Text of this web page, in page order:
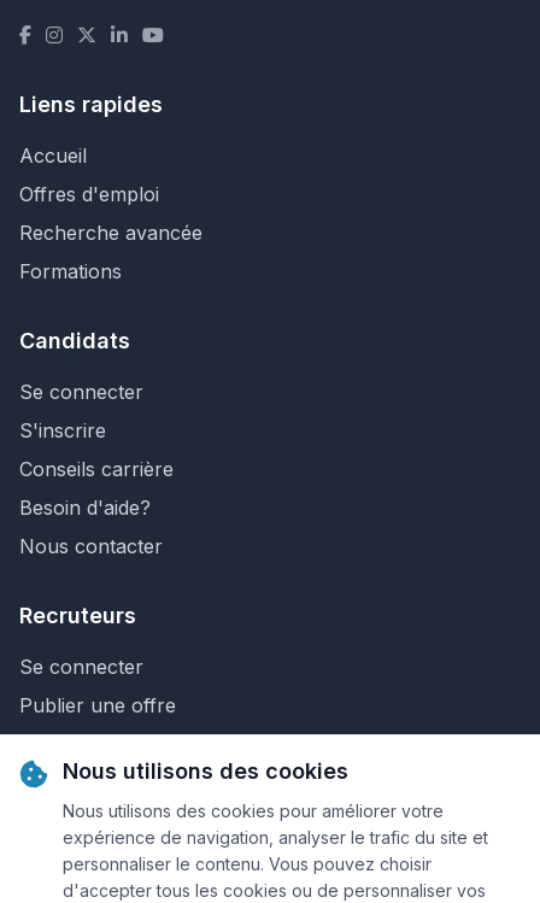
Liens rapides
Accueil
Offres d'emploi
Recherche avancée
Formations
Candidats
Se connecter
S'inscrire
Conseils carrière
Besoin d'aide?
Nous contacter
Recruteurs
Se connecter
Publier une offre
Nous contacter
© 2026 Keejob.com. Tous droits réservés.
Nous utilisons des cookies
Nous utilisons des cookies pour améliorer votre
expérience de navigation, analyser le trafic du site et
personnaliser le contenu. Vous pouvez choisir
d'accepter tous les cookies ou de personnaliser vos